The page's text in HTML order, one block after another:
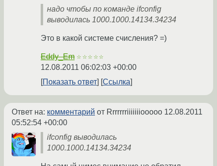
надо чтобы по команде ifconfig
выводилась 1000.1000.14134.34234
Это в какой системе счисления? =)
Eddy_Em ☆☆☆☆☆
12.08.2011 06:02:03 +00:00
Показать ответ
Ссылка
Ответ на: комментарий от Rrrrrrriiiiiiiooooo 12.08.2011
05:52:54 +00:00
ifconfig выводилась
1000.1000.14134.34234